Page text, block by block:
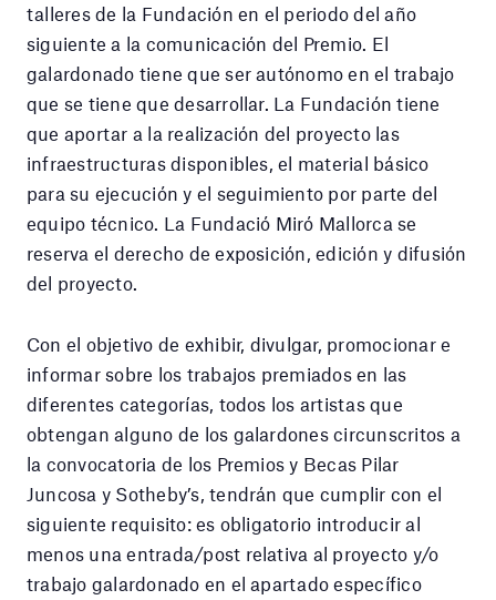
talleres de la Fundación en el periodo del año
siguiente a la comunicación del Premio. El
galardonado tiene que ser autónomo en el trabajo
que se tiene que desarrollar. La Fundación tiene
que aportar a la realización del proyecto las
infraestructuras disponibles, el material básico
para su ejecución y el seguimiento por parte del
equipo técnico. La Fundació Miró Mallorca se
reserva el derecho de exposición, edición y difusión
del proyecto.
Con el objetivo de exhibir, divulgar, promocionar e
informar sobre los trabajos premiados en las
diferentes categorías, todos los artistas que
obtengan alguno de los galardones circunscritos a
la convocatoria de los Premios y Becas Pilar
Juncosa y Sotheby’s, tendrán que cumplir con el
siguiente requisito: es obligatorio introducir al
menos una entrada/post relativa al proyecto y/o
trabajo galardonado en el apartado específico